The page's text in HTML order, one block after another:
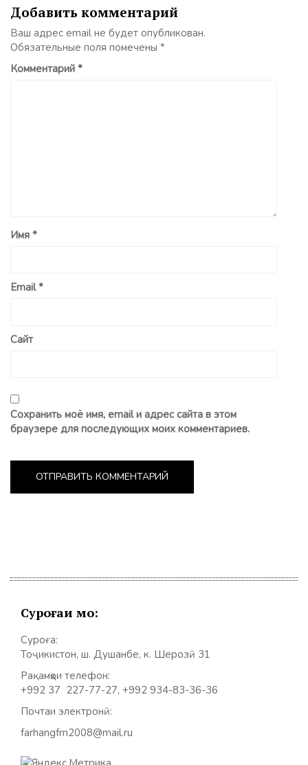
Добавить комментарий
Ваш адрес email не будет опубликован.
Обязательные поля помечены *
Комментарий *
Имя *
Email*
Сайт
Сохранить моё имя, email и адрес сайта в этом
браузере для последующих моих комментариев.
Суроғаи мо:
Суроға:
Тоҷикистон, ш. Душанбе, к. Шерозӣ 31
Рақамҳои телефон:
+992 37 227-77-27, +992 934-83-36-36
Почтаи электронӣ:
farhangfm2008@mail.ru